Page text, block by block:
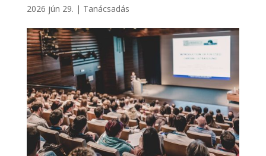
2026 jún 29. | Tanácsadás